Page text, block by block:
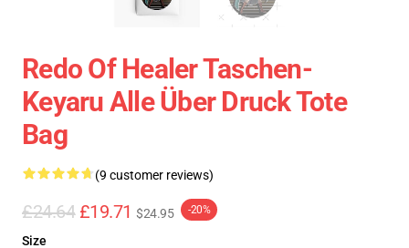
Redo Of Healer Taschen-
Keyaru Alle Über Druck Tote
Bag
(9 customer reviews)
£24.64 £19.71 $24.95 -20%
Size